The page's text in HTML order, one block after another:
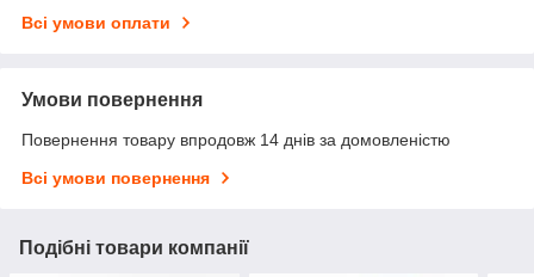
Всі умови оплати
Умови повернення
Повернення товару впродовж 14 днів за домовленістю
Всі умови повернення
Подібні товари компанії